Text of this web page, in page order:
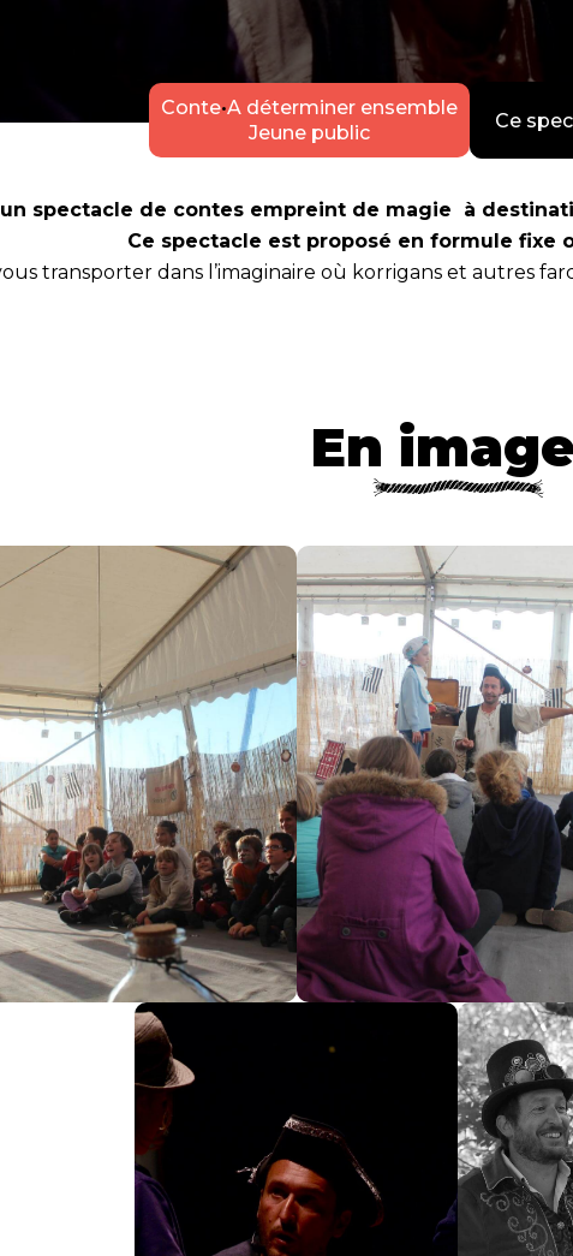
Conte•A déterminer ensemble
Jeune public
Ce
spectacle de contes empreint de magie à
Ce spectacle est proposé en formule fixe
transporter dans l’imaginaire où korrigans et autres
En